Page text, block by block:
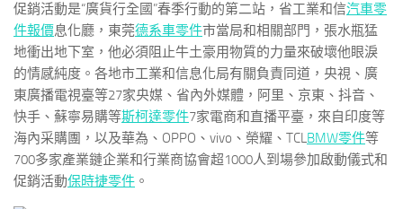
促銷活動是“廣貨行全國”春季行動的第二站，省工業和信汽車零
件報價息化廳，東莞德系車零件市當局和相關部門，張水瓶猛
地衝出地下室，他必須阻止牛土豪用物質的力量來破壞他眼淚
的情感純度。各地市工業和信息化局有關負責同道，央視、廣
東廣播電視臺等27家央媒、省內外媒體，阿里、京東、抖音、
快手、蘇寧易購等斯柯達零件7家電商和直播平臺，來自印度等
海內采購團，以及華為、OPPO、vivo、榮耀、TCLBMW零件等
700多家產業鏈企業和行業商協會超1000人到場參加啟動儀式和
促銷活動保時捷零件 。